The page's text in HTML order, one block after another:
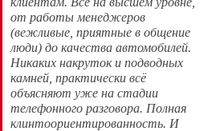
от работы менеджеров
(вежливые, приятные в общение
люди) до качества автомобилей.
Никаких накруток и подводных
камней, практически всë
объясняют уже на стадии
телефонного разговора. Полная
клинтоориентированность. И